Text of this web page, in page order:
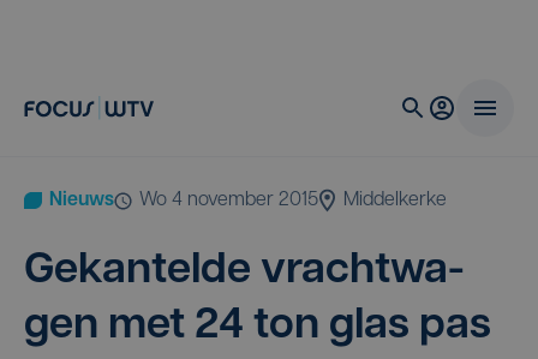
Nieuws wo 4 november 2015 Middelkerke
Gekan­tel­de vracht­wa­
gen met 24 ton glas pas